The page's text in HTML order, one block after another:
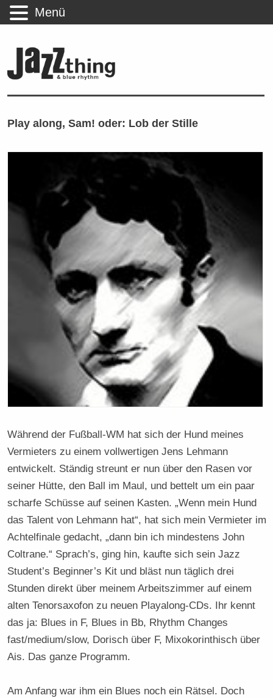
Play along, Sam! oder: Lob der Stille
Während der Fußball-WM hat sich der Hund meines
Vermieters zu einem vollwertigen Jens Lehmann
entwickelt. Ständig streunt er nun über den Rasen vor
seiner Hütte, den Ball im Maul, und bettelt um ein paar
scharfe Schüsse auf seinen Kasten. „Wenn mein Hund
das Talent von Lehmann hat“, hat sich mein Vermieter im
Achtelfinale gedacht, „dann bin ich mindestens John
Coltrane.“ Sprach’s, ging hin, kaufte sich sein Jazz
Student’s Beginner’s Kit und bläst nun täglich drei
Stunden direkt über meinem Arbeitszimmer auf einem
alten Tenorsaxofon zu neuen Playalong-CDs. Ihr kennt
das ja: Blues in F, Blues in Bb, Rhythm Changes
fast/medium/slow, Dorisch über F, Mixokorinthisch über
Ais. Das ganze Programm.
Am Anfang war ihm ein Blues noch ein Rätsel. Doch
Menü